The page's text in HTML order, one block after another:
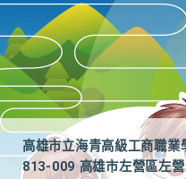
高雄市立海青高級工商職業
813-009 高雄市左營區左